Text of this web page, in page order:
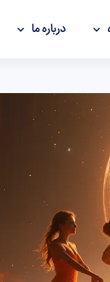
درباره ما